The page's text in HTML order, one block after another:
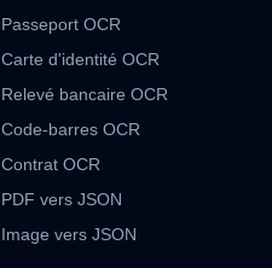
Passeport OCR
Carte d'identité OCR
Relevé bancaire OCR
Code-barres OCR
Contrat OCR
PDF vers JSON
Image vers JSON